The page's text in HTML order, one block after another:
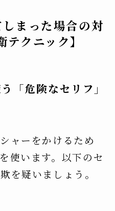
まった場合の対
クニック】
「危険なセリフ」
ャーをかけるため
使います。以下のセ
を疑いましょう。